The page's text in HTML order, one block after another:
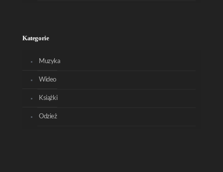
Kategorie
Muzyka
Wideo
Książki
Odzież